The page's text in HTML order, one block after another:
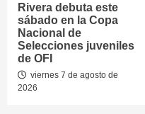
Rivera debuta este
sábado en la Copa
Nacional de
Selecciones juveniles
de OFI
viernes 7 de agosto de
2026